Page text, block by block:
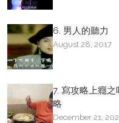
6. 男人的聽力
August 28, 2017
7. 寫攻略上癮
略
December 21,